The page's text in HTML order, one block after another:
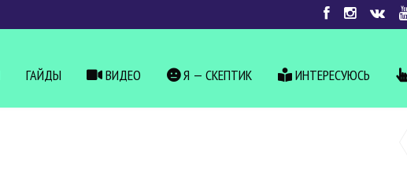
ГАЙДЫ ВИДЕО Я — СКЕПТИК ИНТЕРЕСУЮСЬ